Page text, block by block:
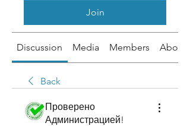
Join
Discussion Media Members About
Back
Проверено
Администрацией!